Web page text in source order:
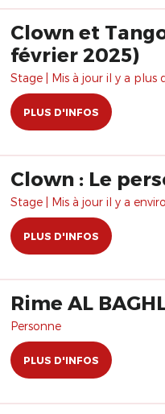
Clown et
février 2025)
Stage | Mis à jour il y a plus
PLUS D'INFOS
Clown : Le
Stage | Mis à jour il y a
PLUS D'INFOS
Rime AL
Personne
PLUS D'INFOS